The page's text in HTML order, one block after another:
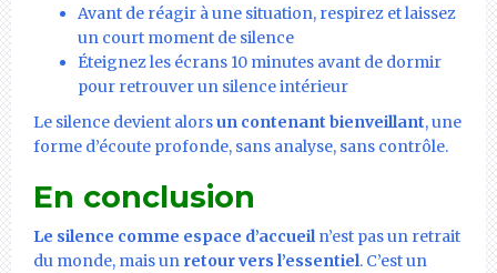
Avant de réagir à une situation, respirez et laissez
un court moment de silence
Éteignez les écrans 10 minutes avant de dormir
pour retrouver un silence intérieur
Le silence devient alorsun contenant bienveillant, une
forme d’écoute profonde, sans analyse, sans contrôle.
En conclusion
Le silence comme espace d’accueiln’est pas un retrait
du monde, mais un retour vers l’essentiel. C’est un